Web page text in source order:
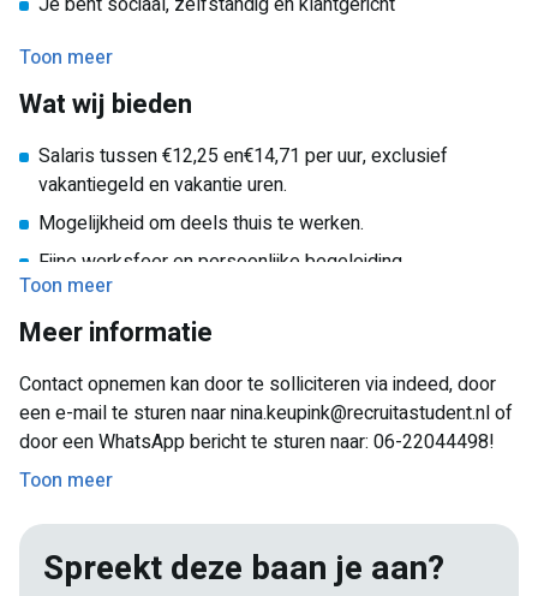
voor een paar uurtjes per week.
Toon meer
Wat wij bieden
Salaris tussen €12,25 en€14,71 per uur, exclusief
vakantiegeld en vakantie uren.
Mogelijkheid om deels thuis te werken.
Fijne werksfeer en persoonlijke begeleiding.
Flexibele uren die je wekelijks zelf bepaalt
Toon meer
Meer informatie
Contact opnemen kan door te solliciteren via indeed, door
een e-mail te sturen naar nina.keupink@recruitastudent.nl of
door een WhatsApp bericht te sturen naar: 06-22044498!
Toon meer
Spreekt deze baan je aan?